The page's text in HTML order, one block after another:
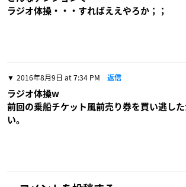
ラジオ体操・・・すればええやろか；；
2016年8月9日 at 7:34 PM 返信
ラジオ体操w
前回の乗船チケット風前売り券を買い逃し
い。